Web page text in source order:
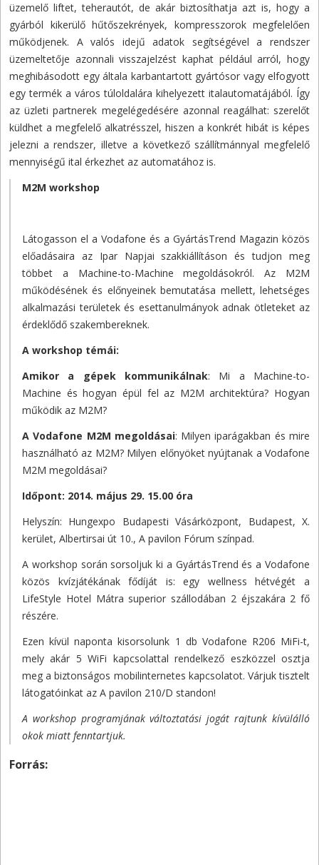
üzemelő liftet, teherautót, de akár biztosíthatja azt is, hogy a
gyárból kikerülő hűtőszekrények, kompresszorok megfelelően
működjenek. A valós idejű adatok segítségével a rendszer
üzemeltetője azonnali visszajelzést kaphat például arról, hogy
meghibásodott egy általa karbantartott gyártósor vagy elfogyott
egy termék a város túloldalára kihelyezett italautomatájából. Így
az üzleti partnerek megelégedésére azonnal reagálhat: szerelőt
küldhet a megfelelő alkatrésszel, hiszen a konkrét hibát is képes
jelezni a rendszer, illetve a következő szállítmánnyal megfelelő
mennyiségű ital érkezhet az automatához is.
M2M workshop
Látogasson el a Vodafone és a GyártásTrend Magazin közös
előadásaira az Ipar Napjai szakkiállításon és tudjon meg
többet a Machine-to-Machine megoldásokról. Az M2M
működésének és előnyeinek bemutatása mellett, lehetséges
alkalmazási területek és esettanulmányok adnak ötleteket az
érdeklődő szakembereknek.
A workshop témái:
Amikor a gépek kommunikálnak: Mi a Machine-to-
Machine és hogyan épül fel az M2M architektúra? Hogyan
működik az M2M?
A Vodafone M2M megoldásai: Milyen iparágakban és mire
használható az M2M? Milyen előnyöket nyújtanak a Vodafone
M2M megoldásai?
Időpont: 2014. május 29. 15.00 óra
Helyszín: Hungexpo Budapesti Vásárközpont, Budapest, X.
kerület, Albertirsai út 10., A pavilon Fórum színpad.
A workshop során sorsoljuk ki a GyártásTrend és a Vodafone
közös kvízjátékának fődíját is: egy wellness hétvégét a
LifeStyle Hotel Mátra superior szállodában 2 éjszakára 2 fő
részére.
Ezen kívül naponta kisorsolunk 1 db Vodafone R206 MiFi-t,
mely akár 5 WiFi kapcsolattal rendelkező eszközzel osztja
meg a biztonságos mobilinternetes kapcsolatot. Várjuk tisztelt
látogatóinkat az A pavilon 210/D standon!
A workshop programjának változtatási jogát rajtunk kívülálló
okok miatt fenntartjuk.
Forrás: